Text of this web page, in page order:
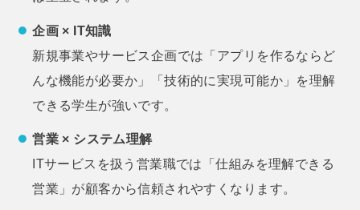
企画 × IT知識
新規事業やサービス企画では「アプリを作るならど
んな機能が必要か」「技術的に実現可能か」を理解
できる学生が強いです。
営業 × システム理解
ITサービスを扱う営業職では「仕組みを理解できる
営業」が顧客から信頼されやすくなります。